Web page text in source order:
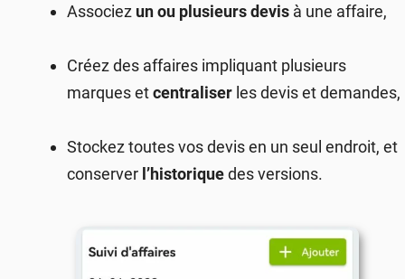
Associez un ou plusieurs devis à une affaire,
Créez des affaires impliquant plusieurs
marques etcentraliser les devis et demandes,
Stockez toutes vos devis en un seul endroit, et
conserver l’historiquedes versions.